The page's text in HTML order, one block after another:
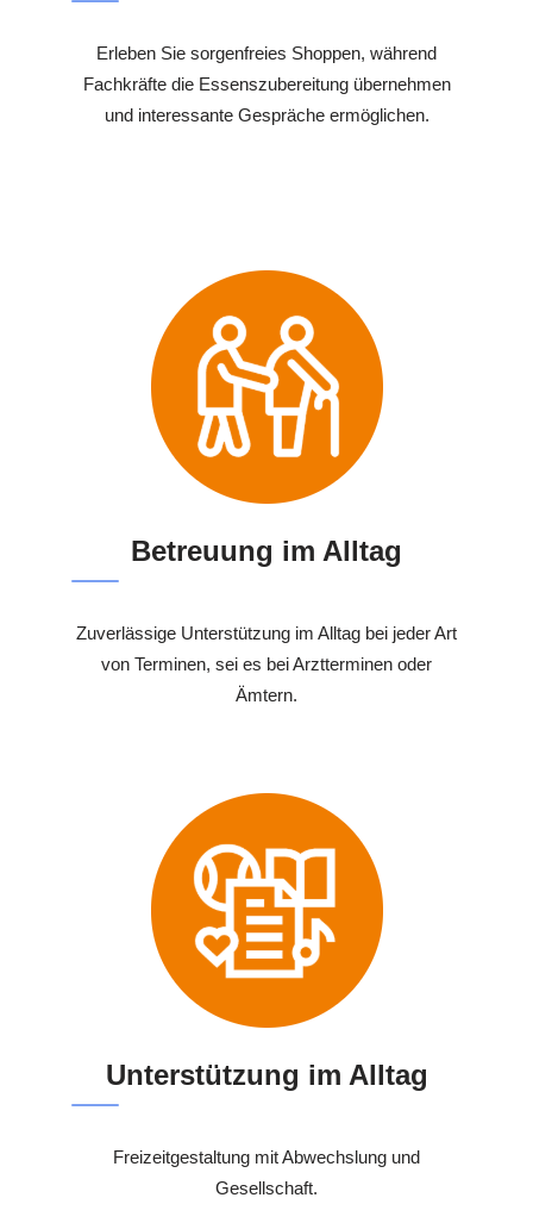
Erleben Sie sorgenfreies Shoppen, während
Fachkräfte die Essenszubereitung übernehmen
und interessante Gespräche ermöglichen.
Betreuung im Alltag
Zuverlässige Unterstützung im Alltag bei jeder Art
von Terminen, sei es bei Arztterminen oder
Ämtern.
Unterstützung im Alltag
Freizeitgestaltung mit Abwechslung und
Gesellschaft.